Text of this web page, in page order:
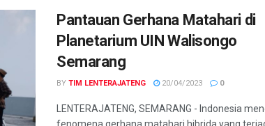
Pantauan Gerhana Matahari di
Planetarium UIN Walisongo
Semarang
BY TIM LENTERAJATENG 20/04/2023 0
LENTERAJATENG, SEMARANG - Indonesia